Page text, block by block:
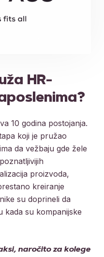
HR-
10 godina postojanja.
koji je pružao
da vežbaju gde žele
proizvoda,
kreiranje
su doprineli da
kada su kompanijske
naročito za kolege